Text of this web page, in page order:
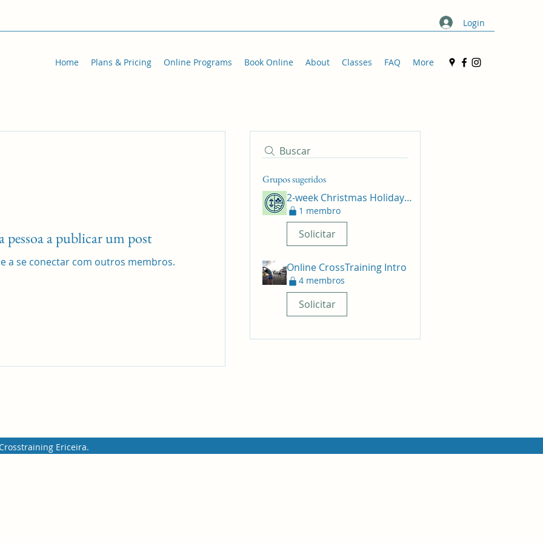
Login
Home Plans & Pricing Online Programs Book Online About Classes FAQ More
Buscar
Grupos sugeridos
2-week Christmas Holiday challenge
1 membro
Solicitar
Online CrossTraining Intro
4 membros
Solicitar
pessoa a publicar um post
a se conectar com outros membros.
Ericeira.